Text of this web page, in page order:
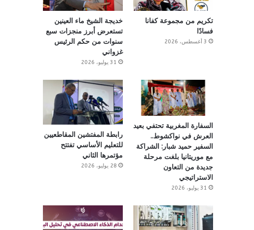
تكريم من مجموعة كفانا
فسادًا
3 أغسطس، 2026
خديجة الشيخ ماء العينين
تستعرض أبرز منجزات سبع
سنوات من حكم الرئيس
غزواني
31 يوليو، 2026
السفارة المغربية تحتفي بعيد
العرش في نواكشوط..
السفير حميد شبار: الشراكة
مع موريتانيا بلغت مرحلة
جديدة من التعاون
الاستراتيجي
31 يوليو، 2026
رابطة المفتشين المقاطعيين
للتعليم الأساسي تفتتح
مؤتمرها الثاني
28 يوليو، 2026